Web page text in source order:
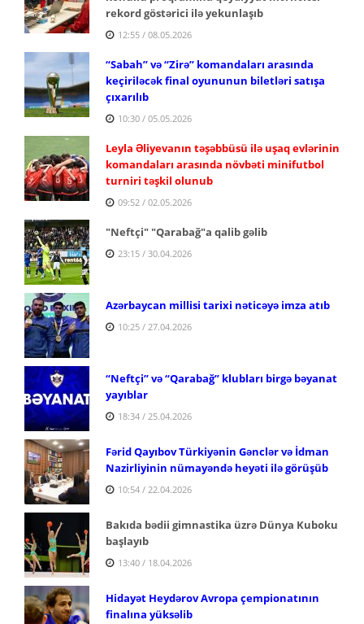
rekord göstərici ilə yekunlaşıb
12:55 / 08.05.2026
“Sabah” və “Zirə” komandaları arasında
keçiriləcək final oyununun biletləri satışa
çıxarılıb
10:30 / 05.05.2026
Leyla Əliyevanın təşəbbüsü ilə uşaq evlərinin
komandaları arasında növbəti minifutbol
turniri təşkil olunub
09:52 / 02.05.2026
"Neftçi" "Qarabağ"a qalib gəlib
23:15 / 30.04.2026
Azərbaycan millisi tarixi nəticəyə imza atıb
10:25 / 27.04.2026
“Neftçi” və “Qarabağ” klubları birgə bəyanat
yayıblar
18:34 / 25.04.2026
Fərid Qayıbov Türkiyənin Gənclər və İdman
Nazirliyinin nümayəndə heyəti ilə görüşüb
10:54 / 22.04.2026
Bakıda bədii gimnastika üzrə Dünya Kuboku
başlayıb
13:40 / 18.04.2026
Hidayət Heydərov Avropa çempionatının
finalına yüksəlib